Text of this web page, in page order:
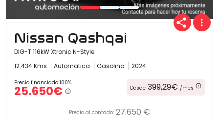
Nissan Qashqai
DIG-T 116kW Xtronic N-Style
12.434 Kms
Automatica Gasolina 2024
Precio financiado 100%
25.650€ Desde 399,29€ /mes
Precio al contado: 27.650 €